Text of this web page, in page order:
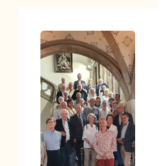
Master Européen de
Gouvernance et
Administration initié
lors du 40e
anniversaire du
traité de l’Elysée par
les gouvernements
français et
allemand, elle est
également Certifiée